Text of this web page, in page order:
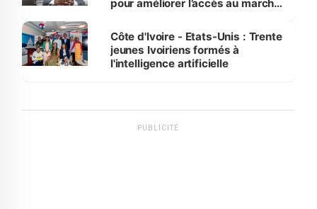
pour améliorer l’accès au marché
Côte d'Ivoire - Etats-Unis : Trente
jeunes Ivoiriens formés à
l'intelligence artificielle
PUBLICITÉ